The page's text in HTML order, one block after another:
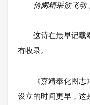
倚阑精采欲飞动，
这诗在最早记载
有收录。
《嘉靖奉化图志
设立的时间更早，这